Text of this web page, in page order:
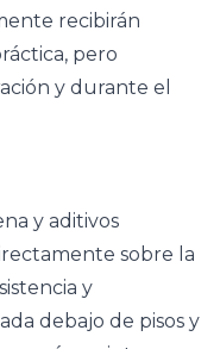
recibirán
pero
y durante el
y aditivos
sobre la
y
debajo de pisos y